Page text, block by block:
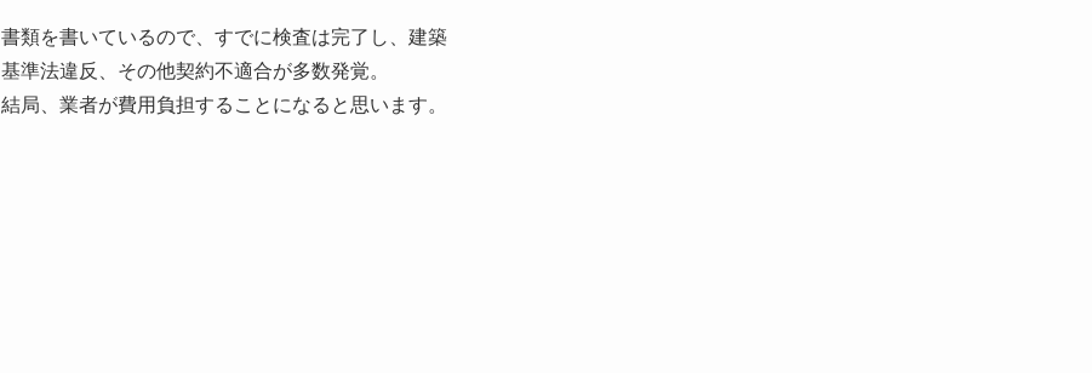
書類を書いているので、すでに検査は完了し、建築
基準法違反、その他契約不適合が多数発覚。
結局、業者が費用負担することになると思います。